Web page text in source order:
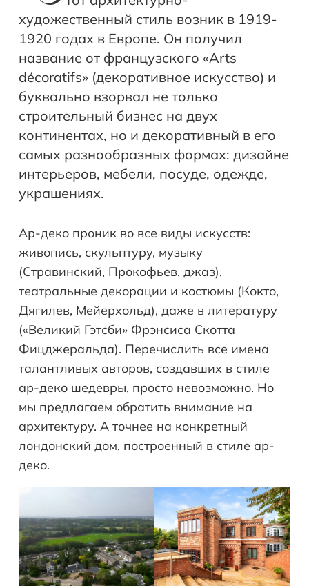
художественный стиль возник в 1919-
1920 годах в Европе. Он получил
название от французского «Arts
décoratifs» (декоративное искусство) и
буквально взорвал не только
строительный бизнес на двух
континентах, но и декоративный в его
самых разнообразных формах: дизайне
интерьеров, мебели, посуде, одежде,
украшениях.
Ар-деко проник во все виды искусств:
живопись, скульптуру, музыку
(Стравинский, Прокофьев, джаз),
театральные декорации и костюмы (Кокто,
Дягилев, Мейерхольд), даже в литературу
(«Великий Гэтсби» Фрэнсиса Скотта
Фицджеральда). Перечислить все имена
талантливых авторов, создавших в стиле
ар-деко шедевры, просто невозможно. Но
мы предлагаем обратить внимание на
архитектуру. А точнее на конкретный
лондонский дом, построенный в стиле ар-
деко.